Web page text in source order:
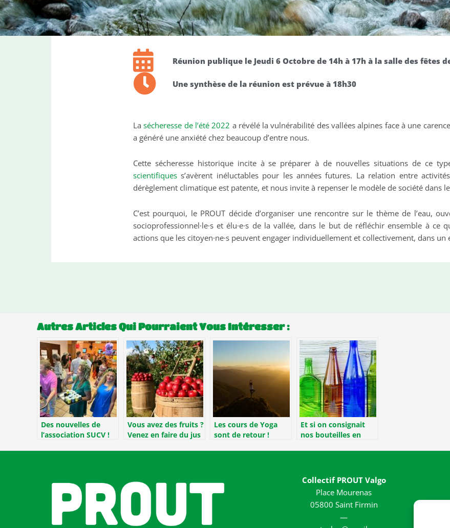
Réunion publique le Jeudi 6 Octobre de 14h à 17h à la salle des fêtes
Une synthèse de la réunion est prévue à 18h30
Lasécheresse de l’été 2022 a révélé la vulnérabilité des vallées alpines face à une
a généré une anxiété chez beaucoup d’entre nous.
Cette sécheresse historique incite à se préparer à de nouvelles situations de ce
scientifiques s’avèrent inéluctables pour les années futures. La relation entre
dérèglement climatique est patente, et nous invite à repenser le modèle de société dans
C’est pourquoi, le PROUT décide d’organiser une rencontre sur le thème de l’eau,
socioprofessionnel·le·s et élu·e·s de la vallée, dans le but de réfléchir ensemble à ce
actions que les citoyen·ne·s peuvent engager individuellement et collectivement, dans
Autres Articles Qui Pourraient Vous Intéresser :
Des nouvelles de
l’association SUCV !
Vous avez des fruits ?
Venez en faire du jus
Les cours de Yoga
sont de retour !
Et si on consignait
nos bouteilles en
Collectif PROUT Valgo
Place Mourenas
05800 Saint Firmin
—